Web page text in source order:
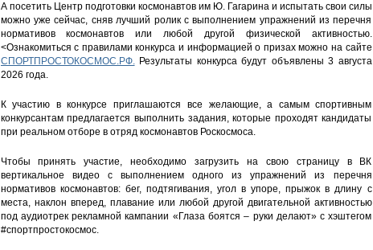
А посетить Центр подготовки космонавтов им Ю. Гагарина и испытать свои силы
можно уже сейчас, сняв лучший ролик с выполнением упражнений из перечня
нормативов космонавтов или любой другой физической активностью.
<Ознакомиться с правилами конкурса и информацией о призах можно на сайте
СПОРТПРОСТОКОСМОС.РФ.Результаты конкурса будут объявлены 3 августа
2026 года.
К участию в конкурсе приглашаются все желающие, а самым спортивным
конкурсантам предлагается выполнить задания, которые проходят кандидаты
при реальном отборе в отряд космонавтов Роскосмоса.
Чтобы принять участие, необходимо загрузить на свою страницу в ВК
вертикальное видео с выполнением одного из упражнений из перечня
нормативов космонавтов: бег, подтягивания, угол в упоре, прыжок в длину с
места, наклон вперед, плавание или любой другой двигательной активностью
под аудиотрек рекламной кампании «Глаза боятся – руки делают» с хэштегом
#спортпростокосмос.